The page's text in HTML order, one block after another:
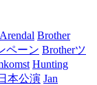
Arendal Brother
ペーン Brotherツ
Hunting
本公演 Jan